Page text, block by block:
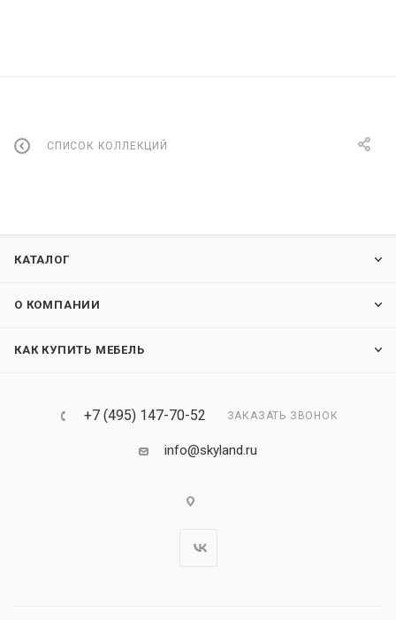
СПИСОК КОЛЛЕКЦИЙ
КАТАЛОГ
О КОМПАНИИ
КАК КУПИТЬ МЕБЕЛЬ
+7 (495) 147-70-52 ЗАКАЗАТЬ ЗВОНОК
info@skyland.ru